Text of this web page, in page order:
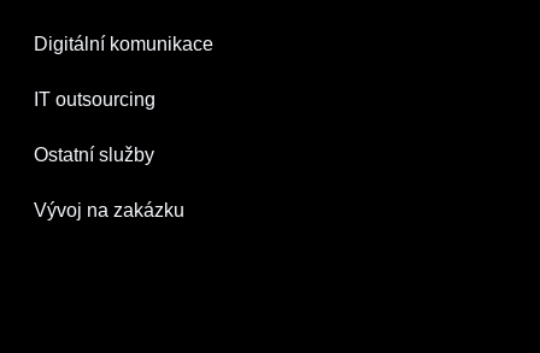
Digitální komunikace
IT outsourcing
Ostatní služby
Vývoj na zakázku